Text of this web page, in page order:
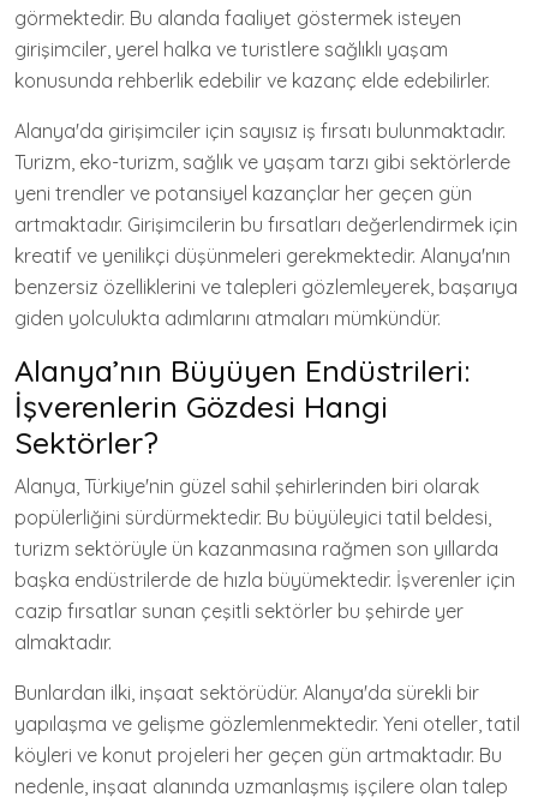
görmektedir. Bu alanda faaliyet göstermek isteyen
girişimciler, yerel halka ve turistlere sağlıklı yaşam
konusunda rehberlik edebilir ve kazanç elde edebilirler.
Alanya'da girişimciler için sayısız iş fırsatı bulunmaktadır.
Turizm, eko-turizm, sağlık ve yaşam tarzı gibi sektörlerde
yeni trendler ve potansiyel kazançlar her geçen gün
artmaktadır. Girişimcilerin bu fırsatları değerlendirmek için
kreatif ve yenilikçi düşünmeleri gerekmektedir. Alanya'nın
benzersiz özelliklerini ve talepleri gözlemleyerek, başarıya
giden yolculukta adımlarını atmaları mümkündür.
Alanya’nın Büyüyen Endüstrileri:
İşverenlerin Gözdesi Hangi
Sektörler?
Alanya, Türkiye'nin güzel sahil şehirlerinden biri olarak
popülerliğini sürdürmektedir. Bu büyüleyici tatil beldesi,
turizm sektörüyle ün kazanmasına rağmen son yıllarda
başka endüstrilerde de hızla büyümektedir. İşverenler için
cazip fırsatlar sunan çeşitli sektörler bu şehirde yer
almaktadır.
Bunlardan ilki, inşaat sektörüdür. Alanya'da sürekli bir
yapılaşma ve gelişme gözlemlenmektedir. Yeni oteller, tatil
köyleri ve konut projeleri her geçen gün artmaktadır. Bu
nedenle, inşaat alanında uzmanlaşmış işçilere olan talep